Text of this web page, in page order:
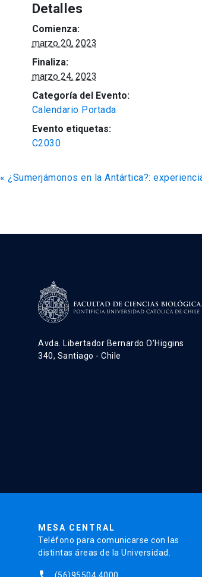
Detalles
Comienza:
marzo 20, 2023
Finaliza:
marzo 24, 2023
Categoría del Evento:
Calendario Portada
Evento etiquetas:
C2030
« ¿Sumerjámonos en la Antártica?:
Avda. Libertador Bernardo O’Higgins
340, Santiago - Chile
MESA CENTRAL
Teléfono para comunicarse con las
distintas áreas de la Universidad.
(56)95504 4000